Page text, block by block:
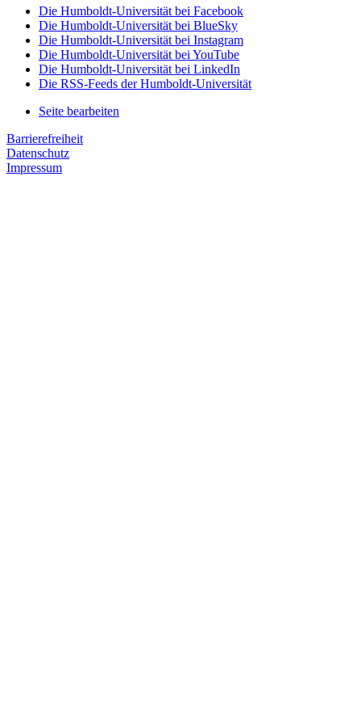
Die Humboldt-Universität bei Facebook
Die Humboldt-Universität bei BlueSky
Die Humboldt-Universität bei Instagram
Die Humboldt-Universität bei YouTube
Die Humboldt-Universität bei LinkedIn
Die RSS-Feeds der Humboldt-Universität
Seite bearbeiten
Barrierefreiheit
Datenschutz
Impressum